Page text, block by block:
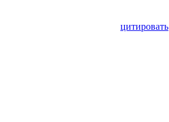
цитировать